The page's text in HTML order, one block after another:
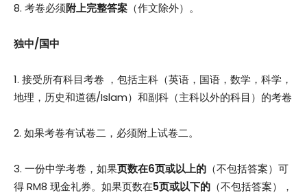
8. 考卷必须附上完整答案 （作文除外）。
独中/国中
1. 接受所有科目考卷 ，包括主科（英语，国语，数学，科学，
地理，历史和道德/Islam）和副科（主科以外的科目）的考卷
2. 如果考卷有试卷二，必须附上试卷二。
3. 一份中学考卷，如果页数在6页或以上的 （不包括答案）可
得 RM8 现金礼券。如果页数在5页或以下的 （不包括答案），